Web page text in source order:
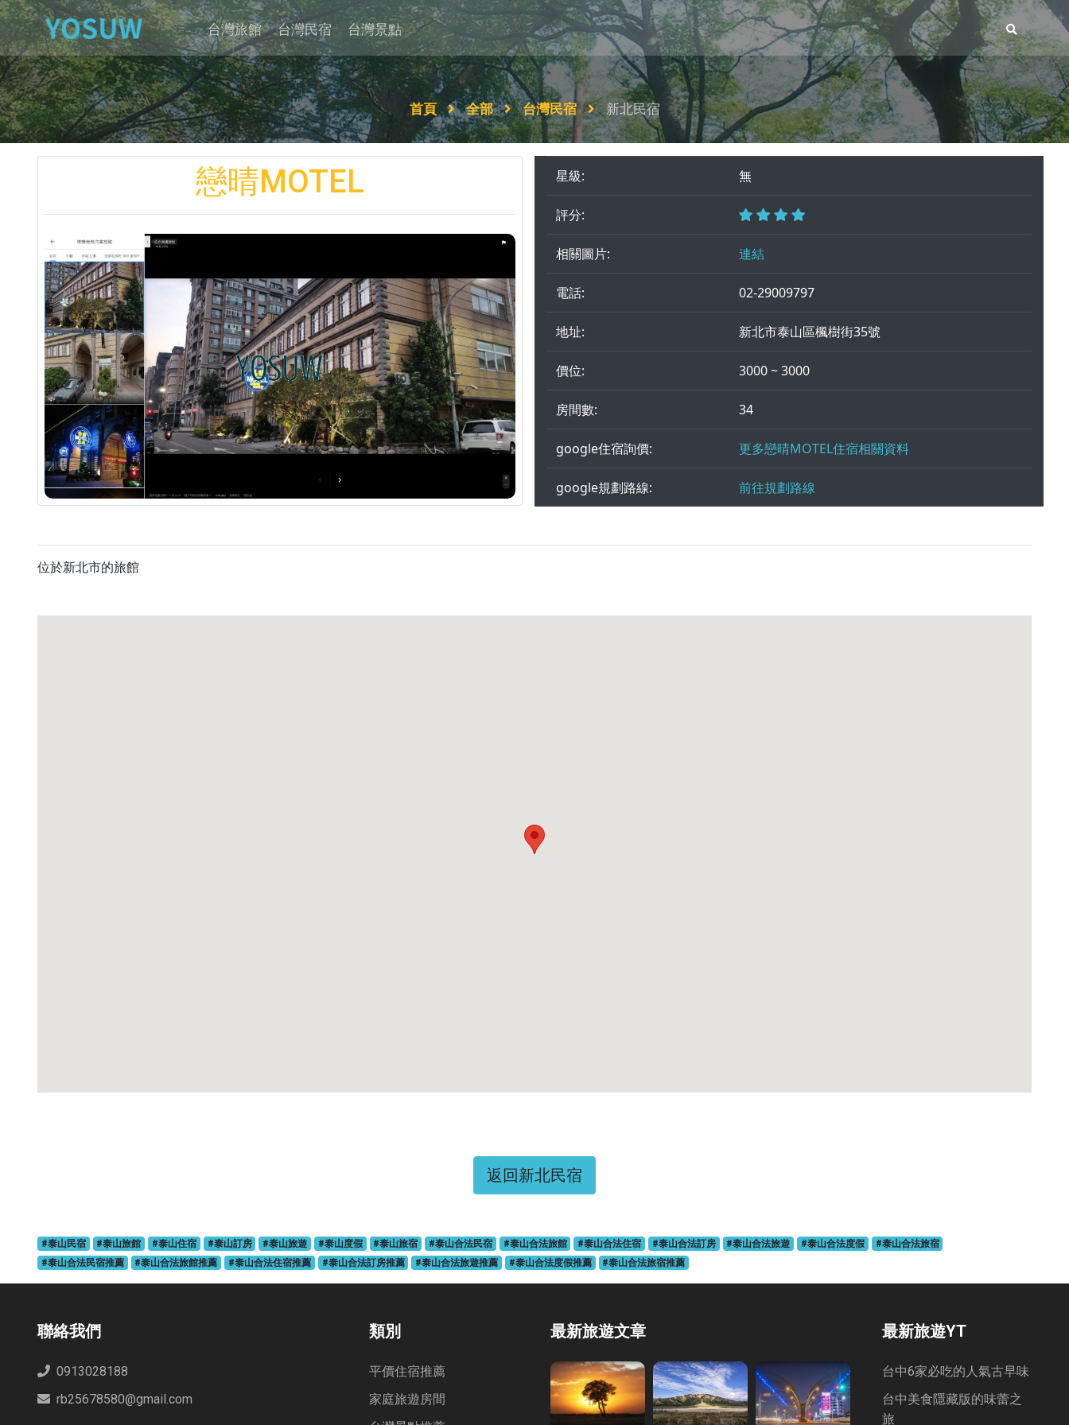
台灣旅館 台灣民宿 台灣景點
首頁 全部 台灣民宿 新北民宿
戀晴MOTEL 星級: 無
評分:
相關圖片: 連結
電話: 02-29009797
地址: 新北市泰山區楓樹街35號
價位: 3000 ~ 3000
房間數: 34
google住宿詢價: 更多戀晴MOTEL住宿相關資料
google規劃路線: 前往規劃路線
位於新北市的旅館
返回新北民宿
#泰山民宿 #泰山旅館 #泰山住宿 #泰山訂房 #泰山旅遊 #泰山度假 #泰山旅宿 #泰山合法民宿 #泰山合法旅館 #泰山合法住宿 #泰山合法訂房 #泰山合法旅遊 #泰山合法度假
#泰山合法旅宿
#泰山合法民宿推薦
#泰山合法旅館推薦 #泰山合法住宿推薦 #泰山合法訂房推薦 #泰山合法旅遊推薦 #泰山合法度假推薦 #泰山合法旅宿推薦
聯絡我們
0913028188
rb25678580@gmail.com
類別
平價住宿推薦
家庭旅遊房間
最新旅遊文章 最新旅遊YT
台中6家必吃的人氣古早味
台中美食隱藏版的味蕾之
旅